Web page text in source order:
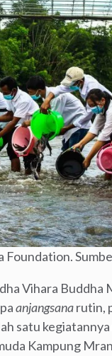
Vihara
anjangsanarutin,
satu
Kampung